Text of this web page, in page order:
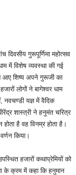
दिवसीय गुरूपूर्णिमा महोत्सव
में विशेष व्यवस्था की गई
आए शिष्य अपने गुरूजी का
लोगों ने बागेश्वर धाम
नवचण्डी यज्ञ में वैदिक
शास्त्री ने हनुमंत चरित्र
होता है वह विनम्र होता है।
किया।
हजारों कथाप्रेमियों को
के क्रम में कहा कि हनुमान